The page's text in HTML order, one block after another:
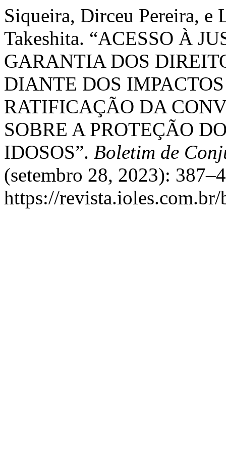
Siqueira, Dirceu Pereira,
Takeshita. “ACESSO À
GARANTIA DOS
DIANTE DOS
RATIFICAÇÃO DA
SOBRE A PROTEÇÃO
IDOSOS”. Boletim de
(setembro 28, 2023):
https://